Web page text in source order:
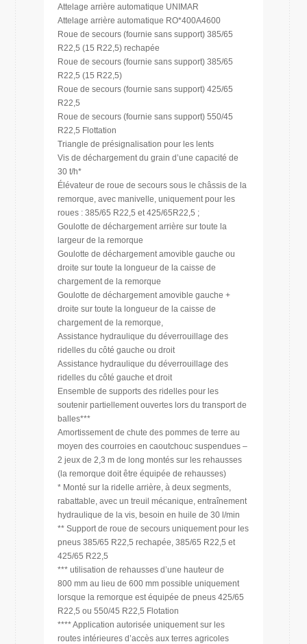
Attelage arrière automatique UNIMAR
Attelage arrière automatique RO*400A4600
Roue de secours (fournie sans support) 385/65
R22,5 (15 R22,5) rechapée
Roue de secours (fournie sans support) 385/65
R22,5 (15 R22,5)
Roue de secours (fournie sans support) 425/65
R22,5
Roue de secours (fournie sans support) 550/45
R22,5 Flottation
Triangle de présignalisation pour les lents
Vis de déchargement du grain d’une capacité de
30 t/h*
Élévateur de roue de secours sous le châssis de la
remorque, avec manivelle, uniquement pour les
roues : 385/65 R22,5 et 425/65R22,5 ;
Goulotte de déchargement arrière sur toute la
largeur de la remorque
Goulotte de déchargement amovible gauche ou
droite sur toute la longueur de la caisse de
chargement de la remorque
Goulotte de déchargement amovible gauche +
droite sur toute la longueur de la caisse de
chargement de la remorque,
Assistance hydraulique du déverrouillage des
ridelles du côté gauche ou droit
Assistance hydraulique du déverrouillage des
ridelles du côté gauche et droit
Ensemble de supports des ridelles pour les
soutenir partiellement ouvertes lors du transport de
balles***
Amortissement de chute des pommes de terre au
moyen des courroies en caoutchouc suspendues –
2 jeux de 2,3 m de long montés sur les rehausses
(la remorque doit être équipée de rehausses)
* Monté sur la ridelle arrière, à deux segments,
rabattable, avec un treuil mécanique, entraînement
hydraulique de la vis, besoin en huile de 30 l/min
** Support de roue de secours uniquement pour les
pneus 385/65 R22,5 rechapée, 385/65 R22,5 et
425/65 R22,5
*** utilisation de rehausses d’une hauteur de
800 mm au lieu de 600 mm possible uniquement
lorsque la remorque est équipée de pneus 425/65
R22,5 ou 550/45 R22,5 Flotation
**** Application autorisée uniquement sur les
routes intérieures d’accès aux terres agricoles